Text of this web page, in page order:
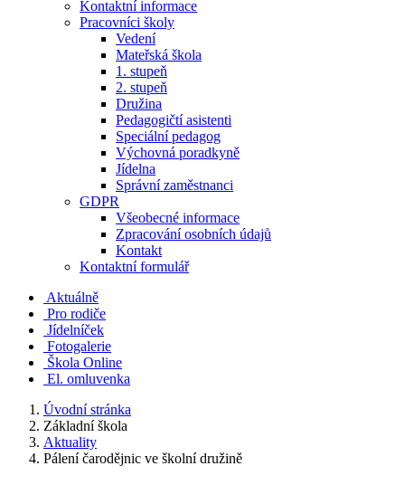
Kontaktní informace
Pracovníci školy
Vedení
Mateřská škola
1. stupeň
2. stupeň
Družina
Pedagogičtí asistenti
Speciální pedagog
Výchovná poradkyně
Jídelna
Správní zaměstnanci
GDPR
Všeobecné informace
Zpracování osobních údajů
Kontakt
Kontaktní formulář
Aktuálně
Pro rodiče
Jídelníček
Fotogalerie
Škola Online
El. omluvenka
Úvodní stránka
Základní škola
Aktuality
Pálení čarodějnic ve školní družině